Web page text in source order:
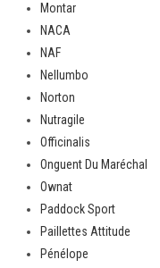
Montar
NACA
NAF
Nellumbo
Norton
Nutragile
Officinalis
Onguent Du Maréchal
Ownat
Paddock Sport
Paillettes Attitude
Pénélope